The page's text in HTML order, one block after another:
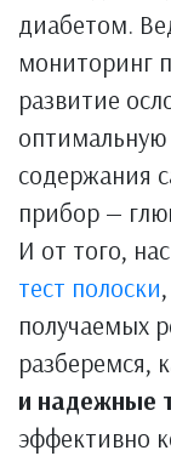
диабетом.
мониторинг
развитие
содержания
прибор —
И от того,
тест полоски
получаемых
разберемся,
и надежные
эффективно